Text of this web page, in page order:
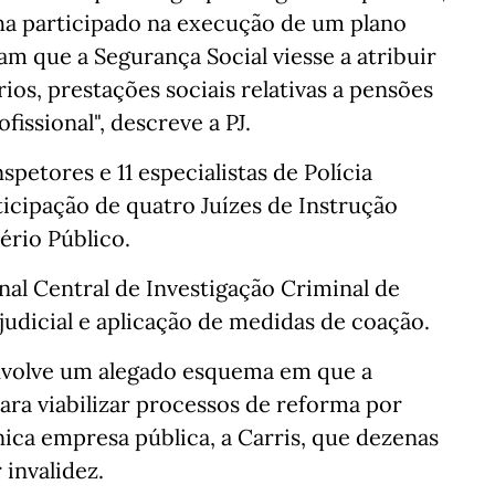
participado na execução de um plano
que a Segurança Social viesse a atribuir
prestações sociais relativas a pensões
descreve a PJ.
e 11 especialistas de Polícia
de quatro Juízes de Instrução
Público.
Central de Investigação Criminal de
e aplicação de medidas de coação.
um alegado esquema em que a
viabilizar processos de reforma por
empresa pública, a Carris, que dezenas
invalidez.